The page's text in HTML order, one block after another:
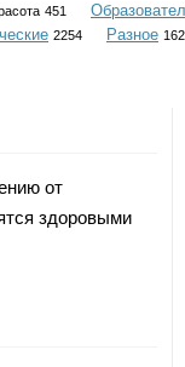
451
2254 Разное
от
здоровыми